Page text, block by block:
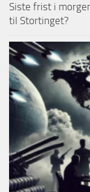
Siste frist i
til Stortinget?